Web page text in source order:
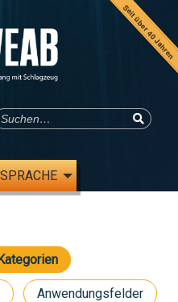
Seit über 40 Jahren
SPRACHE
Anwendungsfelder